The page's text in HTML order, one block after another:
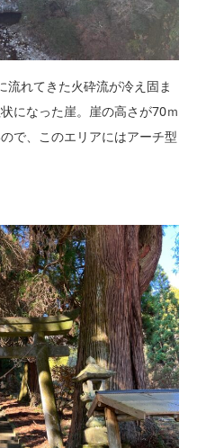
れてきた火砕流が冷え固ま
になった崖。崖の高さが70ｍ
で、このエリアにはアーチ型